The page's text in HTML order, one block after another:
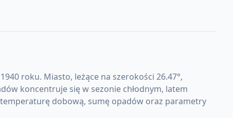
roku. Miasto, leżące na szerokości 26.47°,
koncentruje się w sezonie chłodnym, latem
dobową, sumę opadów oraz parametry